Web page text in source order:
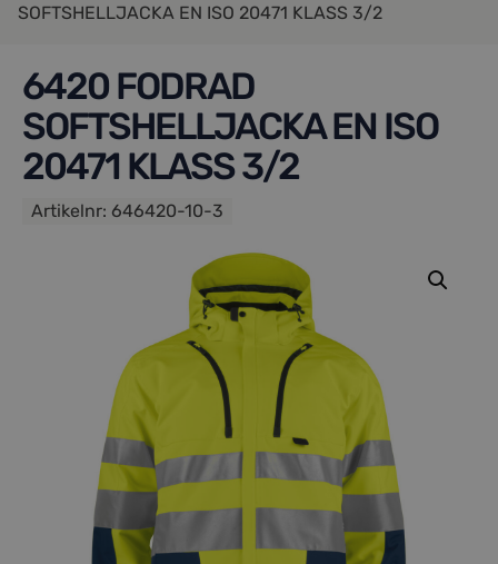
SOFTSHELLJACKA EN ISO 20471 KLASS 3/2
6420 FODRAD
SOFTSHELLJACKA EN ISO
20471 KLASS 3/2
Artikelnr: 646420-10-3